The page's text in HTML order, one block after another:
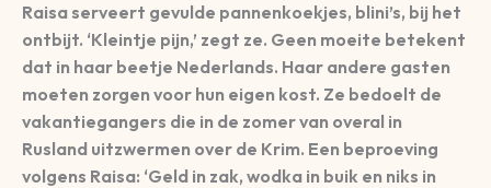
Raisa serveert gevulde pannenkoekjes, blini’s, bij het
ontbijt. ‘Kleintje pijn,’ zegt ze. Geen moeite betekent
dat in haar beetje Nederlands. Haar andere gasten
moeten zorgen voor hun eigen kost. Ze bedoelt de
vakantiegangers die in de zomer van overal in
Rusland uitzwermen over de Krim. Een beproeving
volgens Raisa: ‘Geld in zak, wodka in buik en niks in